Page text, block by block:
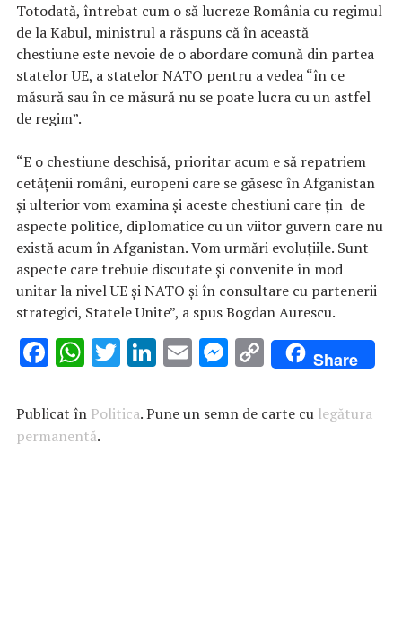
Totodată, întrebat cum o să lucreze România cu regimul
de la Kabul, ministrul a răspuns că în această
chestiune este nevoie de o abordare comună din partea
statelor UE, a statelor NATO pentru a vedea “în ce
măsură sau în ce măsură nu se poate lucra cu un astfel
de regim”.
“E o chestiune deschisă, prioritar acum e să repatriem
cetățenii români, europeni care se găsesc în Afganistan
și ulterior vom examina și aceste chestiuni care țin de
aspecte politice, diplomatice cu un viitor guvern care nu
există acum în Afganistan. Vom urmări evoluțiile. Sunt
aspecte care trebuie discutate și convenite în mod
unitar la nivel UE și NATO și în consultare cu partenerii
strategici, Statele Unite”, a spus Bogdan Aurescu.
F
e
b
W
at
s
T
it
Li
k
E
ai
M
se
C
o
p
Share
Publicat în Politica. Pune un semn de carte cu legătura
permanentă.